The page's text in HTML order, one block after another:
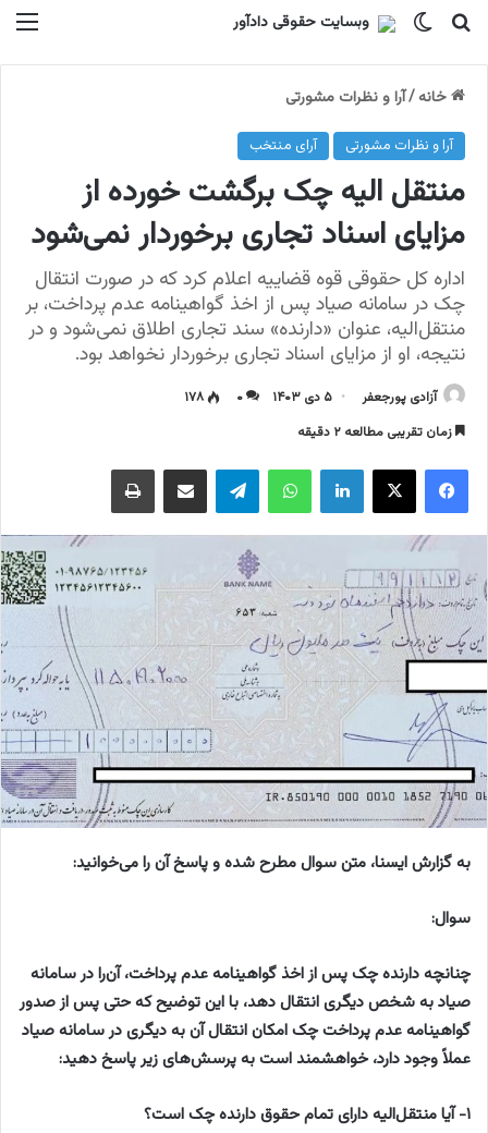
جستجو برایتغییر پوسته
خانه/آرا و نظرات مشورتی
آرا و نظرات مشورتی آرای منتخب
منتقل الیه چک برگشت خورده از
مزایای اسناد تجاری برخوردار نمی‌شود
اداره کل حقوقی قوه قضاییه اعلام کرد که در صورت انتقال
چک در سامانه صیاد پس از اخذ گواهینامه عدم پرداخت، بر
منتقل‌الیه، عنوان «دارنده» سند تجاری اطلاق نمی‌شود و در
نتیجه، او از مزایای اسناد تجاری برخوردار نخواهد بود.
آزادی پورجعفر ۵ دی ۱۴۰۳ ۰
۱۷۸
زمان تقریبی مطالعه ۲ دقیقه
فیسبوک ایکس لینکداین واتس آپ تلگرام اشتراک گذاری با ایمیل
به گزارش ایسنا، متن سوال مطرح شده و پاسخ آن را می‌خوانید:
سوال:
چنانچه دارنده چک پس از اخذ گواهینامه عدم پرداخت، آن‌را در سامانه
صیاد به شخص دیگری انتقال دهد، با این توضیح که حتی پس از صدور
گواهینامه عدم پرداخت چک امکان انتقال آن به دیگری در سامانه صیاد
عملاً وجود دارد، خواهشمند است به پرسش‌های زیر پاسخ دهید:
۱- آیا منتقل‌الیه دارای تمام حقوق دارنده چک است؟